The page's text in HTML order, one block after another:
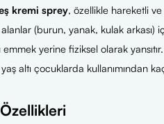
kremi sprey, özellikle hareketli ve
(burun, yanak, kulak
emmek yerine fiziksel olarak
altı çocuklarda kullanımından